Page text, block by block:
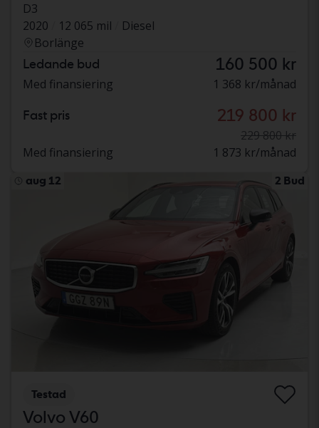
D3
2020
12 065 mil
Diesel
Borlänge
Ledande bud 160 500 kr
Med finansiering 1 368 kr/månad
Fast pris 219 800 kr
229 800 kr
Med finansiering
1 873 kr/månad
aug 12 2 Bud
Testad
Volvo V60